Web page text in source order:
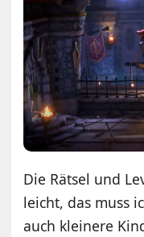
Die Rätsel und
leicht, das muss
auch kleinere